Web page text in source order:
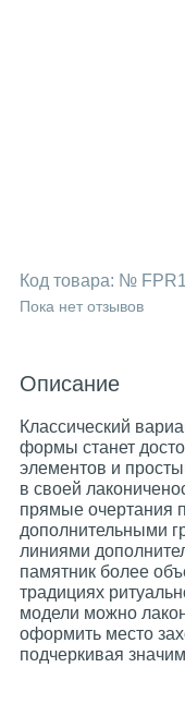
Код товара: №
Пока нет отзывов
Описание
Классический
формы станет
элементов и
в своей
прямые очертания
дополнительными
линиями
памятник более
традициях
модели можно
оформить место
подчеркивая